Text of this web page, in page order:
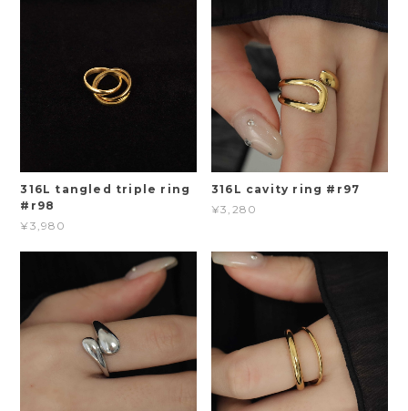
316L tangled triple ring
#r98
¥3,980
316L cavity ring #r97
¥3,280